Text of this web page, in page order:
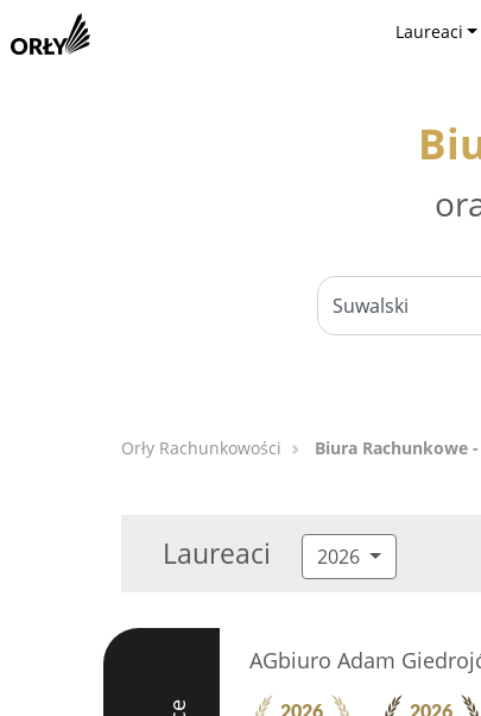
Laureaci
Orły Rachunkowości Biura Rachunkowe
Laureaci 2026
AGbiuro Adam